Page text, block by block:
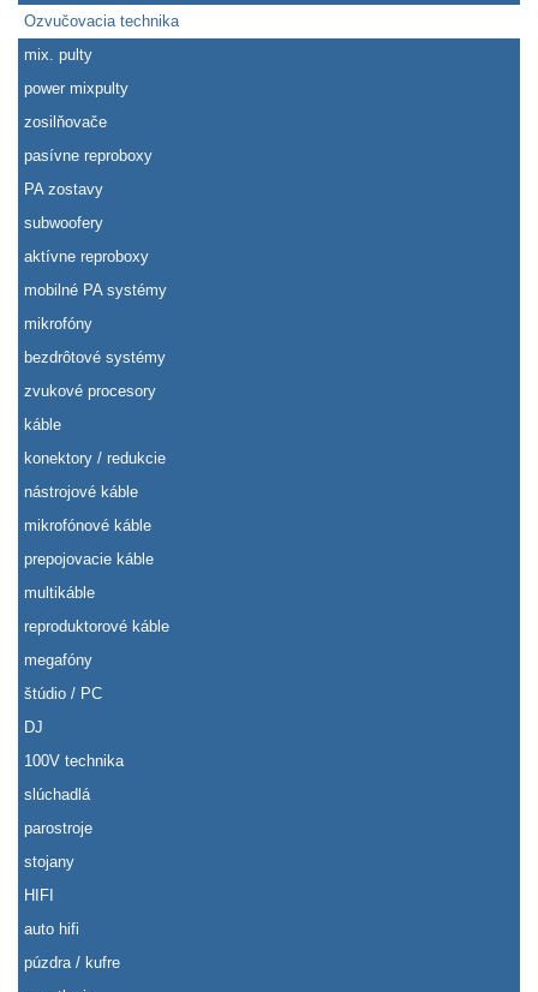
Ozvučovacia technika
mix. pulty
power mixpulty
zosilňovače
pasívne reproboxy
PA zostavy
subwoofery
aktívne reproboxy
mobilné PA systémy
mikrofóny
bezdrôtové systémy
zvukové procesory
káble
konektory / redukcie
nástrojové káble
mikrofónové káble
prepojovacie káble
multikáble
reproduktorové káble
megafóny
štúdio / PC
DJ
100V technika
slúchadlá
parostroje
stojany
HIFI
auto hifi
púzdra / kufre